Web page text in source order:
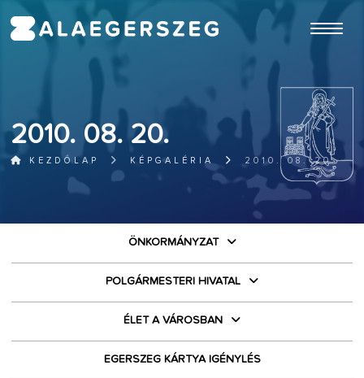
ugrás a fő tartalomhoz
2010. 08. 20.
KEZDŐLAP KÉPGALÉRIA 2010. 08. 20.
ÖNKORMÁNYZAT
POLGÁRMESTERI HIVATAL
ÉLET A VÁROSBAN
EGERSZEG KÁRTYA IGÉNYLÉS